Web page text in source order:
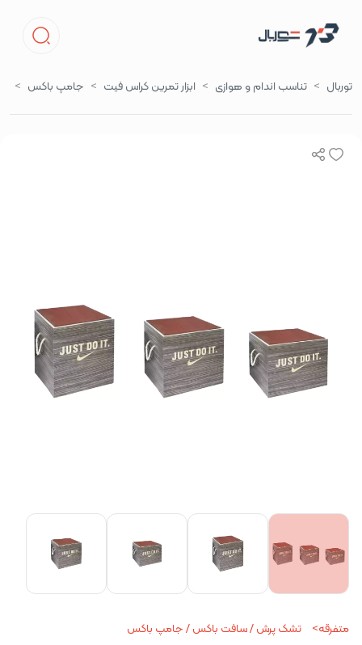
توربال تناسب اندام و هوازی ابزار تمرین کراس فیت جامپ باکس
متفرقه تشک پرش / سافت باکس / جامپ باکس